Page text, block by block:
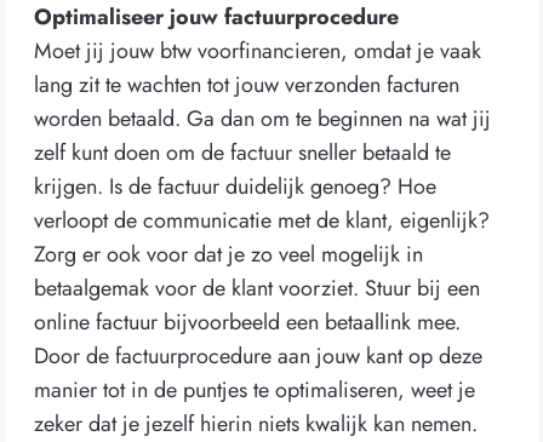
Optimaliseer jouw factuurprocedure
Moet jij jouw btw voorfinancieren, omdat je vaak
lang zit te wachten tot jouw verzonden facturen
worden betaald. Ga dan om te beginnen na wat jij
zelf kunt doen om de factuur sneller betaald te
krijgen. Is de factuur duidelijk genoeg? Hoe
verloopt de communicatie met de klant, eigenlijk?
Zorg er ook voor dat je zo veel mogelijk in
betaalgemak voor de klant voorziet. Stuur bij een
online factuur bijvoorbeeld een betaallink mee.
Door de factuurprocedure aan jouw kant op deze
manier tot in de puntjes te optimaliseren, weet je
zeker dat je jezelf hierin niets kwalijk kan nemen.